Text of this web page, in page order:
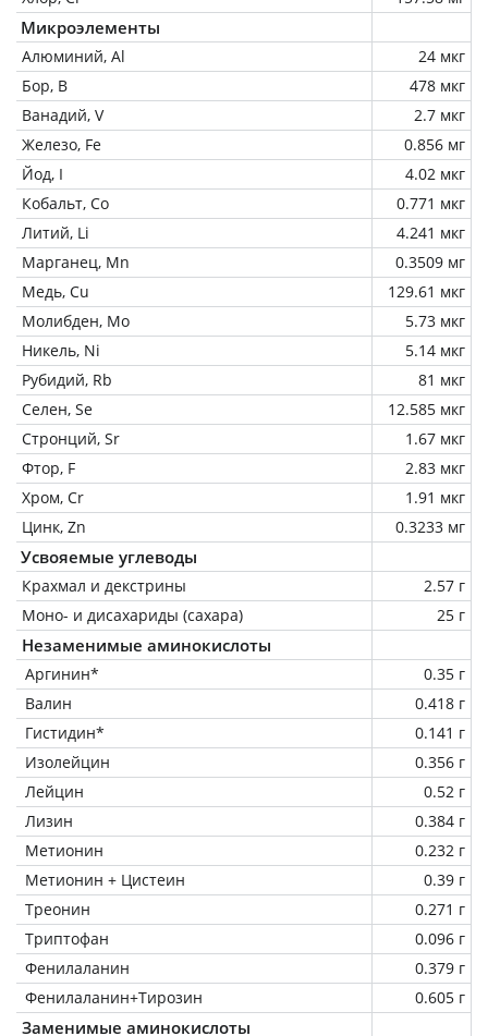
Микроэлементы
Алюминий, Al
24 мкг
Бор, B
478 мкг
Ванадий, V
2.7 мкг
Железо, Fe
0.856 мг
Йод, I
4.02 мкг
Кобальт, Co
0.771 мкг
Литий, Li
4.241 мкг
Марганец, Mn
0.3509 мг
Медь, Cu
129.61 мкг
Молибден, Mo
5.73 мкг
Никель, Ni
5.14 мкг
Рубидий, Rb
81 мкг
Селен, Se
12.585 мкг
Стронций, Sr
1.67 мкг
Фтор, F
2.83 мкг
Хром, Cr
1.91 мкг
Цинк, Zn
0.3233 мг
Усвояемые углеводы
Крахмал и декстрины
2.57 г
Моно- и дисахариды (сахара)
25 г
Незаменимые аминокислоты
Аргинин*
0.35 г
Валин
0.418 г
Гистидин*
0.141 г
Изолейцин
0.356 г
Лейцин
0.52 г
Лизин
0.384 г
Метионин
0.232 г
Метионин + Цистеин
0.39 г
Треонин
0.271 г
Триптофан
0.096 г
Фенилаланин
0.379 г
Фенилаланин+Тирозин
0.605 г
Заменимые аминокислоты